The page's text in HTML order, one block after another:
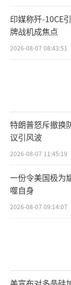
印媒称歼-10CE
牌战机成焦点
2026-08-07 08:43:51
特朗普怒斥撤换
议引风波
2026-08-07 11:45:19
一份令美国极为
噬自身
2026-08-07 09:14:07